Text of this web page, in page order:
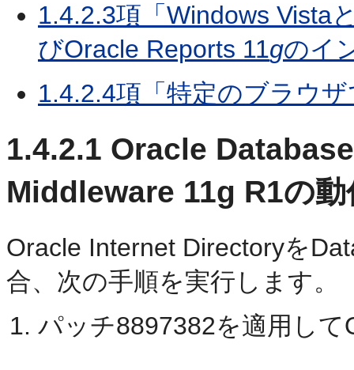
1.4.2.3項「Windows Vista
びOracle Reports 11gのイ
1.4.2.4項「特定のブラウ
1.4.2.1 Oracle
Middleware 11g R1の動
Oracle Internet Directoryを
合、次の手順を実行します。
パッチ8897382を適用し